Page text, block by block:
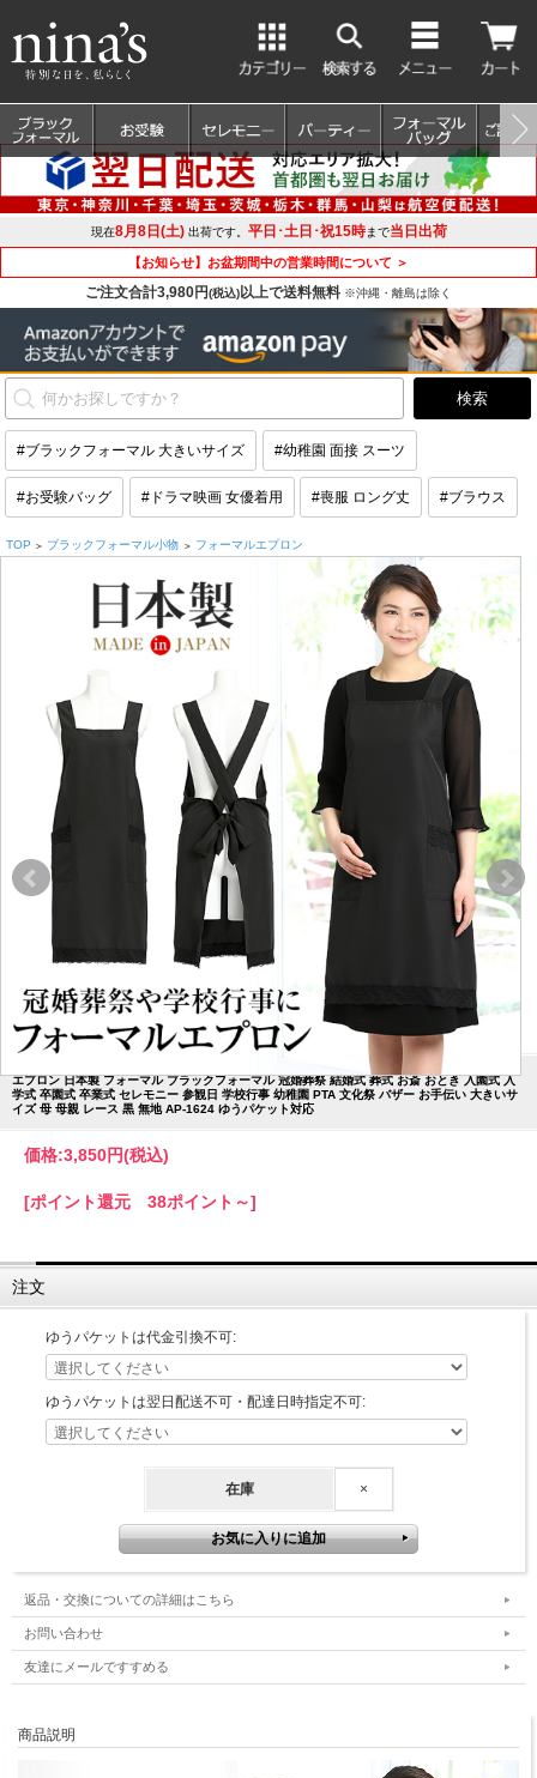
現在8月8日(土)出荷です。 平日･土日･祝15時まで当日出荷
【お知らせ】お盆期間中の営業時間について ＞
ご注文合計3,980円(税込)以上で送料無料 ※沖縄・離島は除く
#ブラックフォーマル 大きいサイズ #幼稚園 面接 スーツ
#お受験バッグ #ドラマ映画 女優着用 #喪服 ロング丈 #ブラウス
TOP > ブラックフォーマル小物 > フォーマルエプロン
エプロン 日本製 フォーマル ブラックフォーマル 冠婚葬祭 結婚式 葬式 お斎 おとき 入園式 入
学式 卒園式 卒業式 セレモニー 参観日 学校行事 幼稚園 PTA 文化祭 バザー お手伝い 大きいサ
イズ 母 母親 レース 黒 無地 AP-1624 ゆうパケット対応
価格:3,850円(税込)
[ポイント還元 38ポイント～]
注文
ゆうパケットは代金引換不可:
ゆうパケットは翌日配送不可・配達日時指定不可:
在庫 ×
返品・交換についての詳細はこちら
お問い合わせ
友達にメールですすめる
商品説明